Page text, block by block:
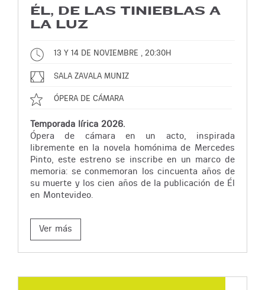
ÉL, DE LAS TINIEBLAS A
LA LUZ
13 Y 14 DE NOVIEMBRE , 20:30H
SALA ZAVALA MUNIZ
ÓPERA DE CÁMARA
Temporada lírica 2026.
Ópera de cámara en un acto, inspirada
libremente en la novela homónima de Mercedes
Pinto, este estreno se inscribe en un marco de
memoria: se conmemoran los cincuenta años de
su muerte y los cien años de la publicación de Él
en Montevideo.
Ver más